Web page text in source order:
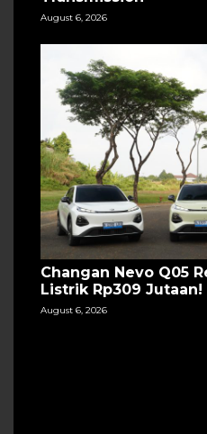
August 6, 2026
Changan Nevo Q05
Listrik Rp309 Jutaan!
August 6, 2026